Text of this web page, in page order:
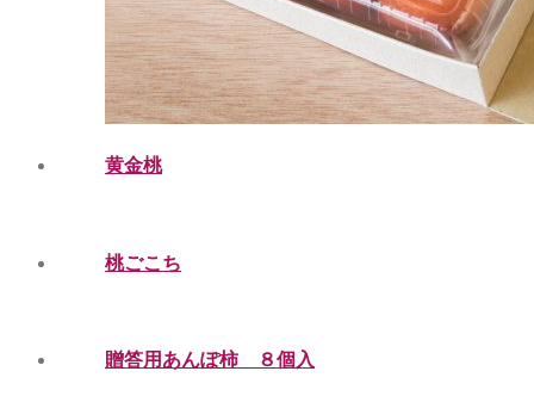
黄金桃
桃ごこち
贈答用あんぽ柿 ８個入